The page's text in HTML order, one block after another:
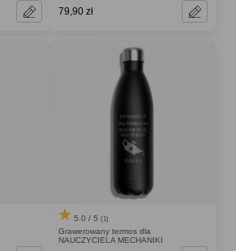
79,90 zł
5.0 / 5 (1)
Grawerowany termos dla
NAUCZYCIELA MECHANIKI